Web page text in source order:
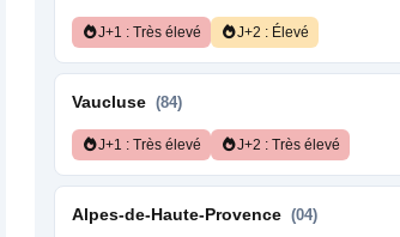
J+1 : Très élevé J+2 : Élevé
Vaucluse (84)
J+1 : Très élevé J+2 : Très élevé
Alpes-de-Haute-Provence (04)